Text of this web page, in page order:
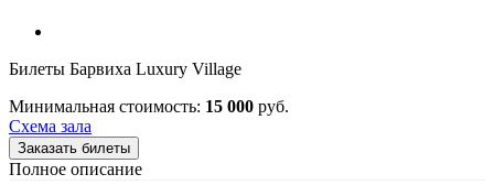
Билеты Барвиха Luxury Village
Минимальная стоимость: 15 000 руб.
Схема зала
Заказать билеты
Полное описание